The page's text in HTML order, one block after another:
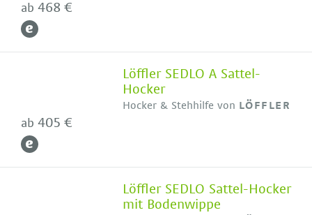
ab 468 €
Löffler SEDLO A Sattel-
Hocker
Hocker & Stehhilfe von LÖFFLER
ab 405 €
Löffler SEDLO Sattel-Hocker
mit Bodenwippe